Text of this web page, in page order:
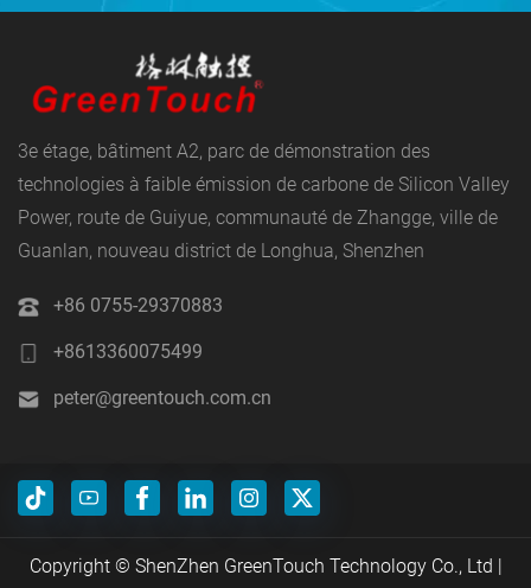
3e étage, bâtiment A2, parc de démonstration des
technologies à faible émission de carbone de Silicon Valley
Power, route de Guiyue, communauté de Zhangge, ville de
Guanlan, nouveau district de Longhua, Shenzhen
+86 0755-29370883
+8613360075499
peter@greentouch.com.cn
Copyright © ShenZhen GreenTouch Technology Co., Ltd |